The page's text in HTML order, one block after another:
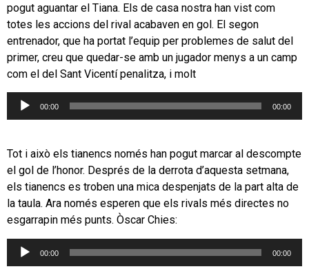
pogut aguantar el Tiana. Els de casa nostra han vist com
totes les accions del rival acabaven en gol. El segon
entrenador, que ha portat l’equip per problemes de salut del
primer, creu que quedar-se amb un jugador menys a un camp
com el del Sant Vicentí penalitza, i molt
Reproductor
00:00 00:00
Tot i això els tianencs només han pogut marcar al descompte
el gol de l’honor. Després de la derrota d’aquesta setmana,
els tianencs es troben una mica despenjats de la part alta de
la taula. Ara només esperen que els rivals més directes no
esgarrapin més punts. Òscar Chies:
Reproductor
00:00 00:00